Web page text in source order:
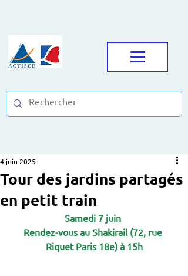
Tour des jardins partagés
en petit train
4 juin 2025
Samedi 7 juin
Rendez-vous au Shakirail (72, rue
Riquet Paris 18e) à 15h